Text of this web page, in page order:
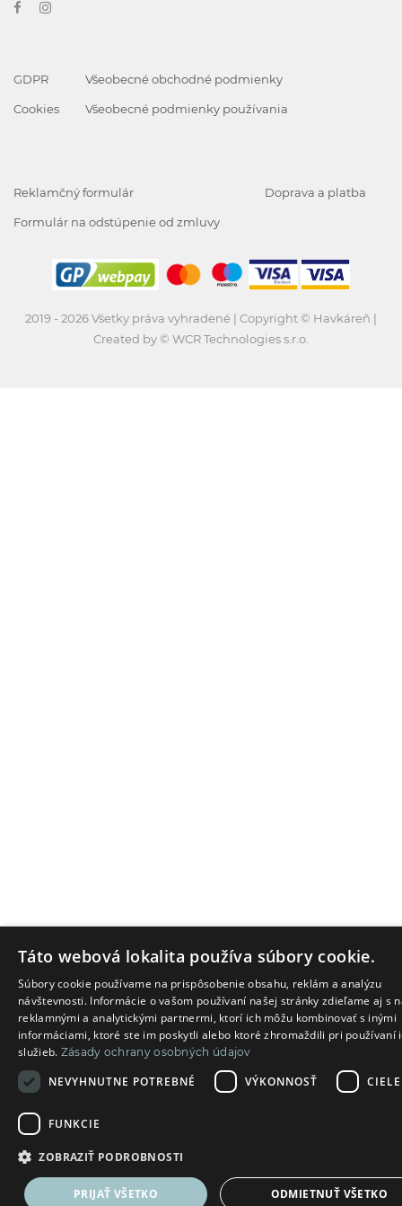
GDPR
Cookies
Všeobecné obchodné podmienky
Všeobecné podmienky používania
Reklamčný formulár
Formulár na odstúpenie od zmluvy
Doprava a platba
2019 - 2026 Všetky práva vyhradené | Copyright © Havkáreň |
Created by © WCR Technologies s.r.o.
Táto webová lokalita používa súbory cookie.
Súbory cookie používame na prispôsobenie obsahu, reklám a analýzu
návštevnosti. Informácie o vašom používaní našej stránky zdieľame aj s
reklamnými a analytickými partnermi, ktorí ich môžu kombinovať s inými
informáciami, ktoré ste im poskytli alebo ktoré zhromaždili pri používaní
služieb. Zásady ochrany osobných údajov
NEVYHNUTNE POTREBNÉ VÝKONNOSŤ
FUNKCIE
ZOBRAZIŤ PODROBNOSTI
PRIJAŤ VŠETKO ODMIETNUŤ VŠETKO